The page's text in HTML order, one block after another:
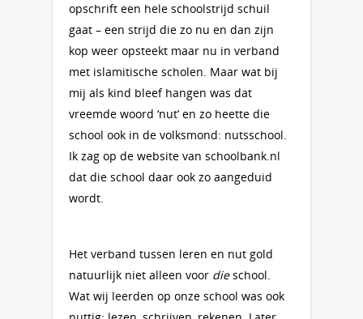
opschrift een hele schoolstrijd schuil
gaat – een strijd die zo nu en dan zijn
kop weer opsteekt maar nu in verband
met islamitische scholen. Maar wat bij
mij als kind bleef hangen was dat
vreemde woord ‘nut’ en zo heette die
school ook in de volksmond: nutsschool.
Ik zag op de website van schoolbank.nl
dat die school daar ook zo aangeduid
wordt.
Het verband tussen leren en nut gold
natuurlijk niet alleen voor dieschool.
Wat wij leerden op onze school was ook